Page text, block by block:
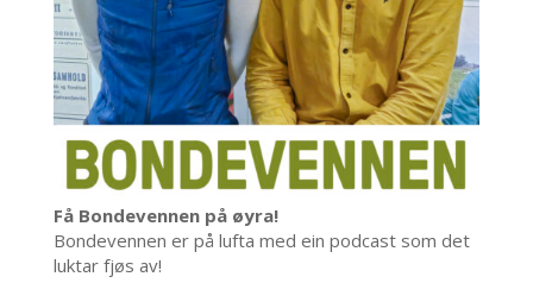
Få Bondevennen på øyra!
Bondevennen er på lufta med ein podcast som det
luktar fjøs av!